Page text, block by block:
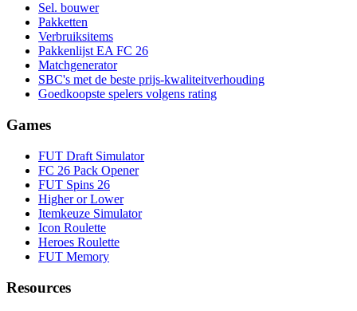
Sel. bouwer
Pakketten
Verbruiksitems
Pakkenlijst EA FC 26
Matchgenerator
SBC's met de beste prijs-kwaliteitverhouding
Goedkoopste spelers volgens rating
Games
FUT Draft Simulator
FC 26 Pack Opener
FUT Spins 26
Higher or Lower
Itemkeuze Simulator
Icon Roulette
Heroes Roulette
FUT Memory
Resources